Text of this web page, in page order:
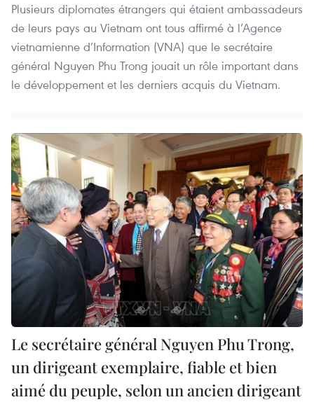
Plusieurs diplomates étrangers qui étaient ambassadeurs
de leurs pays au Vietnam ont tous affirmé à l’Agence
vietnamienne d’Information (VNA) que le secrétaire
général Nguyen Phu Trong jouait un rôle important dans
le développement et les derniers acquis du Vietnam.
Le secrétaire général Nguyen Phu Trong,
un dirigeant exemplaire, fiable et bien
aimé du peuple, selon un ancien dirigeant